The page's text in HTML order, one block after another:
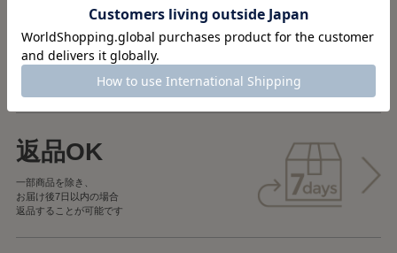
税込5,000円以上で
送料無料
返品OK
一部商品を除き、
お届け後7日以内の場合
返品することが可能です